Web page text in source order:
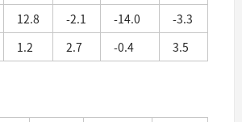
12.8 -2.1 -14.0
-3.3
1.2 2.7 -0.4 3.5